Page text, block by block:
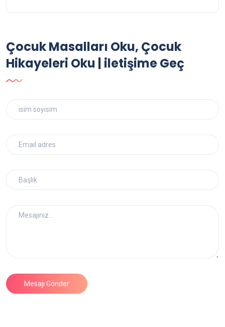
Çocuk Masalları Oku, Çocuk
Hikayeleri Oku | iletişime Geç
Mesajı Gönder